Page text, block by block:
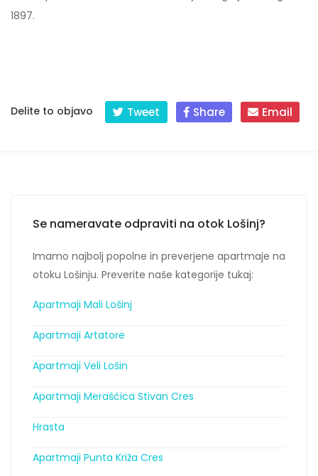
1897.
Delite to objavo Tweet Share Email
Se nameravate odpraviti na otok Lošinj?
Imamo najbolj popolne in preverjene apartmaje na
otoku Lošinju. Preverite naše kategorije tukaj:
Apartmaji Mali Lošinj
Apartmaji Artatore
Apartmaji Veli Lošin
Apartmaji Merašćica Stivan Cres
Hrasta
Apartmaji Punta Križa Cres